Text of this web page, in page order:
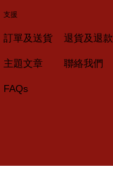
支援
訂單及送貨
主題文章
FAQs
退貨及退款
聯絡我們